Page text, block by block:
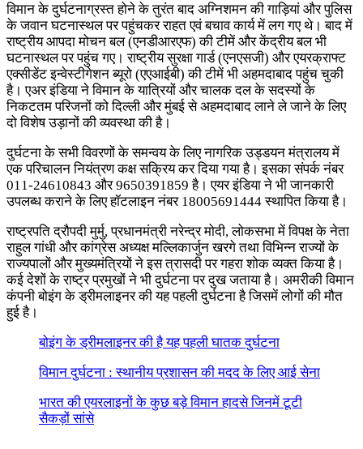
विमान के दुर्घटनाग्रस्त होने के तुरंत बाद अग्निशमन की गाड़ियां और पुलिस
के जवान घटनास्थल पर पहुंचकर राहत एवं बचाव कार्य में लग गए थे। बाद में
राष्ट्रीय आपदा मोचन बल (एनडीआरएफ) की टीमें और केंद्रीय बल भी
घटनास्थल पर पहुंच गए। राष्ट्रीय सुरक्षा गार्ड (एनएसजी) और एयरक्राफ्ट
एक्सीडेंट इन्वेस्टीगेशन ब्यूरो (एएआईबी) की टीमें भी अहमदाबाद पहुंच चुकी
है। एअर इंडिया ने विमान के यात्रियों और चालक दल के सदस्यों के
निकटतम परिजनों को दिल्ली और मुंबई से अहमदाबाद लाने ले जाने के लिए
दो विशेष उड़ानों की व्यवस्था की है।
दुर्घटना के सभी विवरणों के समन्वय के लिए नागरिक उड्डयन मंत्रालय में
एक परिचालन नियंत्रण कक्ष सक्रिय कर दिया गया है। इसका संपर्क नंबर
011-24610843 और 9650391859 है। एयर इंडिया ने भी जानकारी
उपलब्ध कराने के लिए हॉटलाइन नंबर 18005691444 स्थापित किया है।
राष्ट्रपति द्रौपदी मुर्मु, प्रधानमंत्री नरेन्द्र मोदी, लोकसभा में विपक्ष के नेता
राहुल गांधी और कांग्रेस अध्यक्ष मल्लिकार्जुन खरगे तथा विभिन्न राज्यों के
राज्यपालों और मुख्यमंत्रियों ने इस त्रासदी पर गहरा शोक व्यक्त किया है।
कई देशों के राष्ट्र प्रमुखों ने भी दुर्घटना पर दुख जताया है। अमरीकी विमान
कंपनी बोइंग के ड्रीमलाइनर की यह पहली दुर्घटना है जिसमें लोगों की मौत
हुई है।
बोइंग के ड्रीमलाइनर की है यह पहली घातक दुर्घटना
विमान दुर्घटना : स्थानीय प्रशासन की मदद के लिए आई सेना
भारत की एयरलाइनों के कुछ बड़े विमान हादसे जिनमें टूटी
सैकड़ों सांसे